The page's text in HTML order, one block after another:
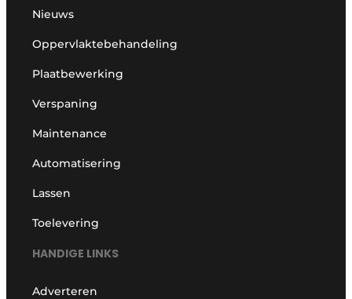
Nieuws
Oppervlaktebehandeling
Plaatbewerking
Verspaning
Maintenance
Automatisering
Lassen
Toelevering
HANDIGE LINKS
Adverteren